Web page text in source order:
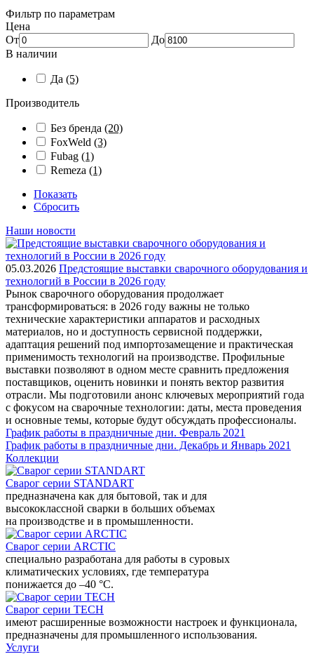
Фильтр по параметрам
Цена
От
До
В наличии
Да (5)
Производитель
Без бренда (20)
FoxWeld (3)
Fubag (1)
Remeza (1)
Показать
Сбросить
Наши новости
05.03.2026 Предстоящие выставки сварочного оборудования и
технологий в России в 2026 году
Рынок сварочного оборудования продолжает
трансформироваться: в 2026 году важны не только
технические характеристики аппаратов и расходных
материалов, но и доступность сервисной поддержки,
адаптация решений под импортозамещение и практическая
применимость технологий на производстве. Профильные
выставки позволяют в одном месте сравнить предложения
поставщиков, оценить новинки и понять вектор развития
отрасли. Мы подготовили анонс ключевых мероприятий года
с фокусом на сварочные технологии: даты, места проведения
и основные темы, которые будут обсуждать профессионалы.
График работы в праздничные дни. Февраль 2021
График работы в праздничные дни. Декабрь и Январь 2021
Коллекции
Сварог серии STANDART
предназначена как для бытовой, так и для
высококлассной сварки в больших объемах
на производстве и в промышленности.
Сварог серии ARCTIC
специально разработана для работы в суровых
климатических условиях, где температура
понижается до –40 °С.
Сварог серии TECH
имеют расширенные возможности настроек и функционала,
предназначены для промышленного использования.
Услуги